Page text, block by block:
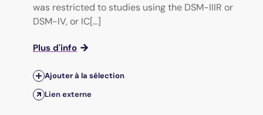
was restricted to studies using the DSM-IIIR or
DSM-IV, or IC[...]
Plus d'info
Ajouter à la sélection
Lien externe